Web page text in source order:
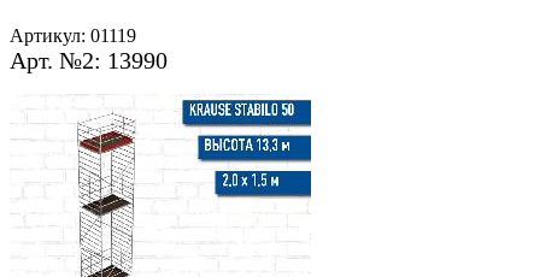
Артикул: 01119
Арт. №2: 13990